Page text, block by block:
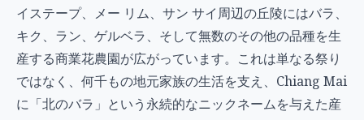
イステープ、メー リム、サン サイ周辺の丘陵にはバラ、
キク、ラン、ゲルベラ、そして無数のその他の品種を生
産する商業花農園が広がっています。これは単なる祭り
ではなく、何千もの地元家族の生活を支え、Chiang Mai
に「北のバラ」という永続的なニックネームを与えた産